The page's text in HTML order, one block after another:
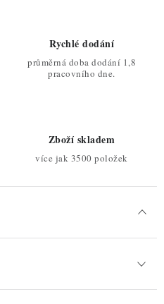
Rychlé dodání
průměrná doba dodání 1,8
pracovního dne.
Zboží skladem
více jak 3500 položek